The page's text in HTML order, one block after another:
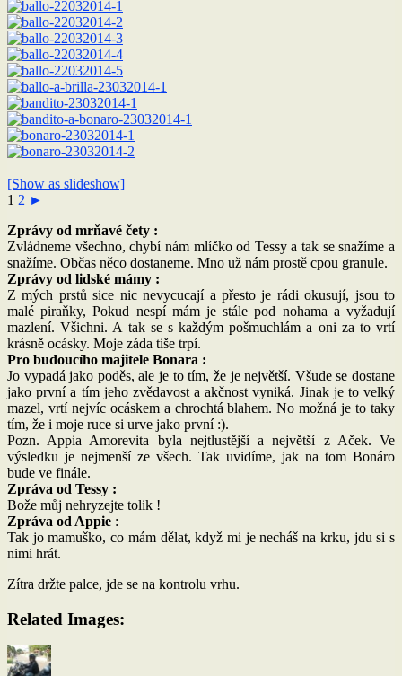
[Show as slideshow]
1 2 ►
Zprávy od mrňavé čety :
Zvládneme všechno, chybí nám mlíčko od Tessy a tak se snažíme a
snažíme. Občas něco dostaneme. Mno už nám prostě cpou granule.
Zprávy od lidské mámy :
Z mých prstů sice nic nevycucají a přesto je rádi okusují, jsou to
malé piraňky, Pokud nespí mám je stále pod nohama a vyžadují
mazlení. Všichni. A tak se s každým pošmuchlám a oni za to vrtí
krásně ocásky. Moje záda tiše trpí.
Pro budoucího majitele Bonara :
Jo vypadá jako poděs, ale je to tím, že je největší. Všude se dostane
jako první a tím jeho zvědavost a akčnost vyniká. Jinak je to velký
mazel, vrtí nejvíc ocáskem a chrochtá blahem. No možná je to taky
tím, že i moje ruce si urve jako první :).
Pozn. Appia Amorevita byla nejtlustější a největší z Aček. Ve
výsledku je nejmenší ze všech. Tak uvidíme, jak na tom Bonáro
bude ve finále.
Zpráva od Tessy :
Bože můj nehryzejte tolik !
Zpráva od Appie :
Tak jo mamuško, co mám dělat, když mi je necháš na krku, jdu si s
nimi hrát.
Zítra držte palce, jde se na kontrolu vrhu.
Related Images:
Autor: